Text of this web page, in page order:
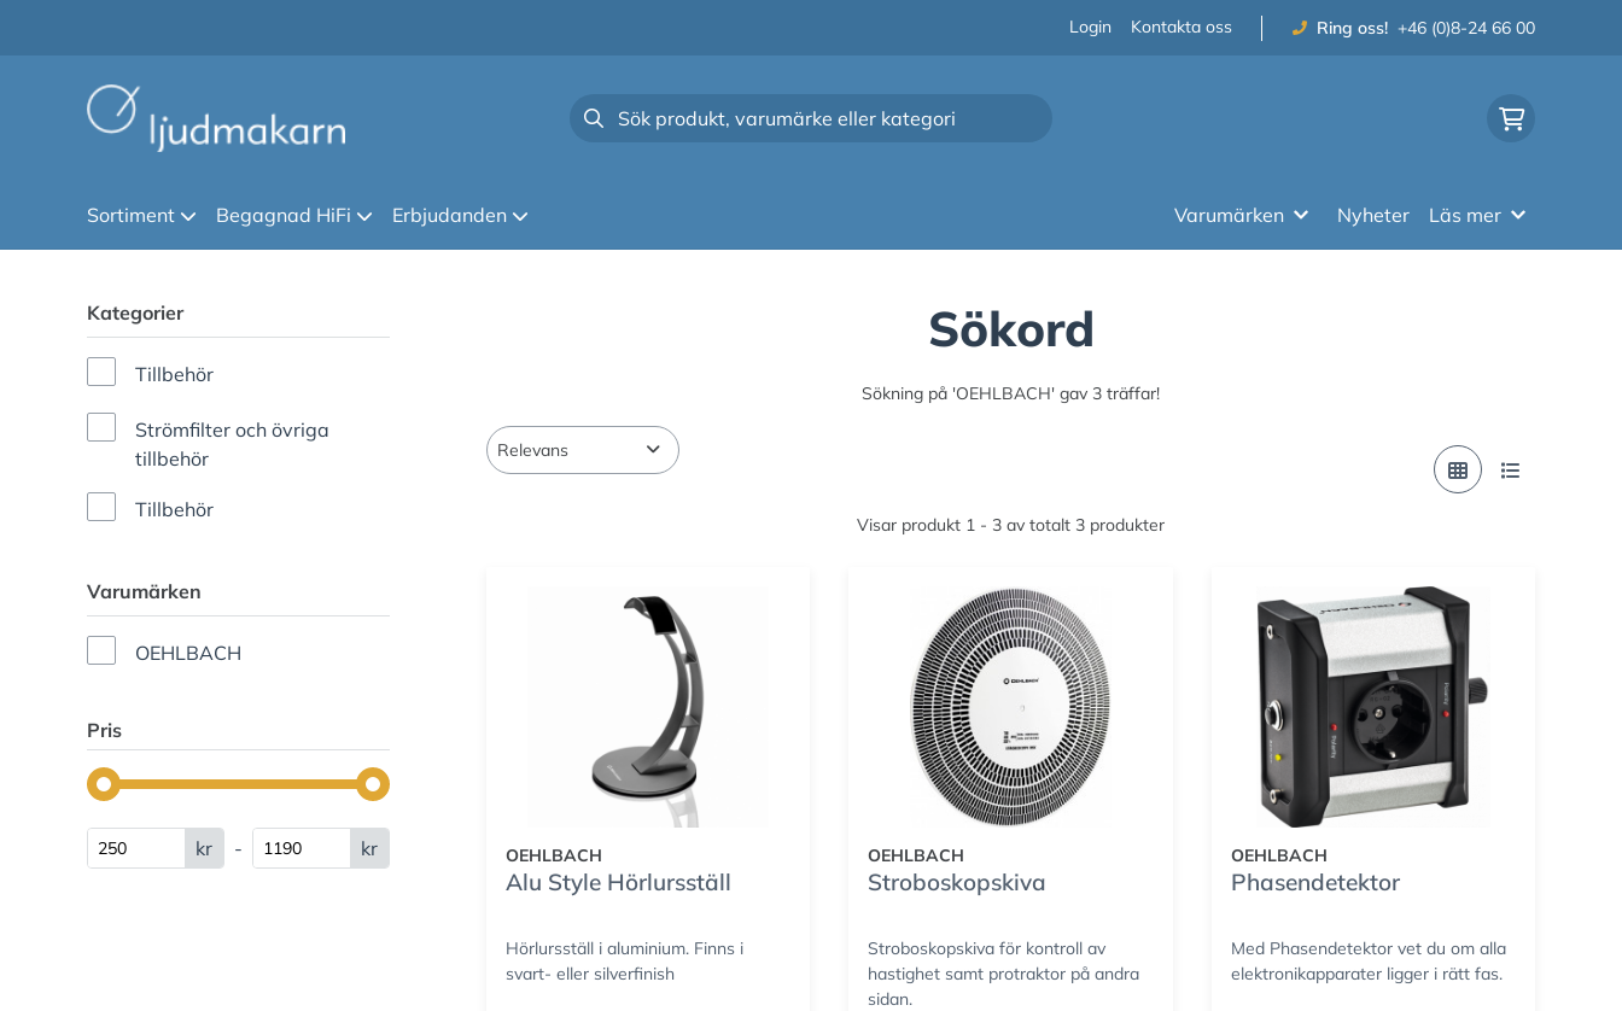
Login Kontakta oss Ring oss! +46 (0)8-24 66 00
Sortiment Begagnad HiFi Erbjudanden Varumärken Nyheter Läs mer
Kategorier
Tillbehör
Strömfilter och övriga
tillbehör
Tillbehör
Varumärken
OEHLBACH
Pris
kr - kr
Sökord
Sökning på 'OEHLBACH' gav 3 träffar!
Visar produkt 1 - 3 av totalt 3 produkter
OEHLBACH
Alu Style Hörlursställ
Hörlursställ i aluminium. Finns i
svart- eller silverfinish
OEHLBACH
Stroboskopskiva
Stroboskopskiva för kontroll av
hastighet samt protraktor på andra
sidan.
OEHLBACH
Phasendetektor
Med Phasendetektor vet du om alla
elektronikapparater ligger i rätt fas.